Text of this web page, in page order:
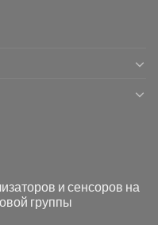
и сенсоров на
группы